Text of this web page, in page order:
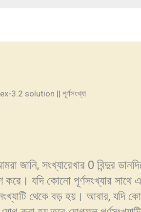
3.2 solution || পূর্ণসংখ্যা
জানি, সংখ্যারেখার 0 বিন্দুর
করে। যদি কোনো পূর্ণসংখ্যার সাথে
থেকে বড় হয়। আবার, যদি